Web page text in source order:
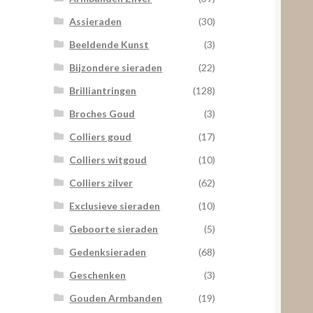
Assieraden
(30)
Beeldende Kunst
(3)
Bijzondere sieraden
(22)
Brilliantringen
(128)
Broches Goud
(3)
Colliers goud
(17)
Colliers witgoud
(10)
Colliers zilver
(62)
Exclusieve sieraden
(10)
Geboorte sieraden
(5)
Gedenksieraden
(68)
Geschenken
(3)
Gouden Armbanden
(19)